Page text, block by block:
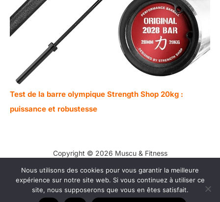
Test de la barre olympique Strength Shop 20kg :
puissance et robustesse
Copyright © 2026 Muscu & Fitness
Contact
Mentions légales
Politique de confidentialité
Nous utilisons des cookies pour vous garantir la meilleure
expérience sur notre site web. Si vous continuez à utiliser ce
site, nous supposerons que vous en êtes satisfait.